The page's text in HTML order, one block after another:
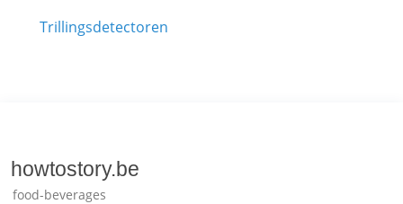
Trillingsdetectoren
howtostory.be
food-beverages